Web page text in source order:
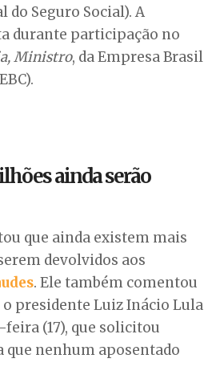
Seguro Social). A
durante participação no
Ministro, da Empresa Brasil
ainda serão
que ainda existem mais
devolvidos aos
. Ele também comentou
presidente Luiz Inácio Lula
(17), que solicitou
que nenhum aposentado